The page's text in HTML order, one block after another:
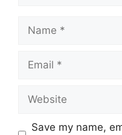
Save my name,